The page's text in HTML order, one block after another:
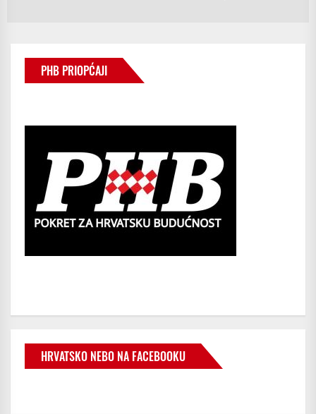
PHB PRIOPĆAJI
HRVATSKO NEBO NA FACEBOOKU